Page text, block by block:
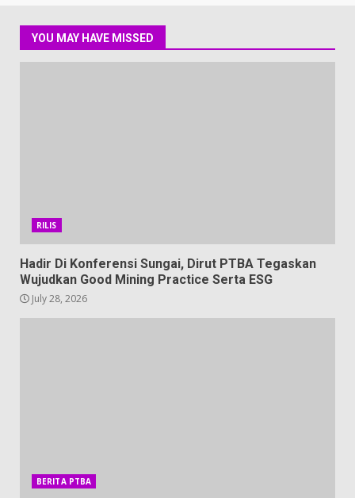
YOU MAY HAVE MISSED
RILIS
Hadir Di Konferensi Sungai, Dirut PTBA Tegaskan
Wujudkan Good Mining Practice Serta ESG
July 28, 2026
BERITA PTBA